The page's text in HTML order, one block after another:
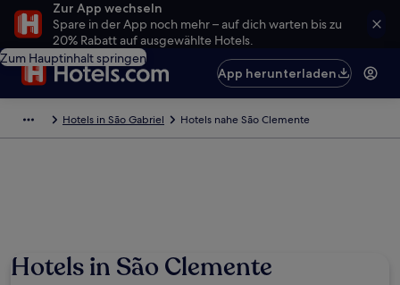
Zur App wechseln
Spare in der App noch mehr – auf dich warten bis zu
20% Rabatt auf ausgewählte Hotels.
Zum Hauptinhalt springen
App herunterladen
Hotels in São Gabriel Hotels nahe São Clemente
Hotels in São Clemente